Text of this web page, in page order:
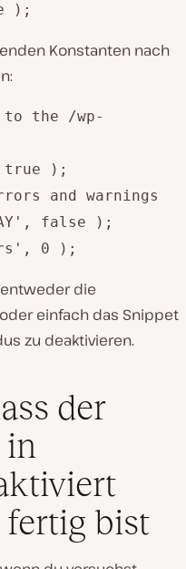
);
Konstanten nach
to the /wp-
true );
and warnings
false );
0 );
die
einfach das Snippet
zu deaktivieren.
der
bist